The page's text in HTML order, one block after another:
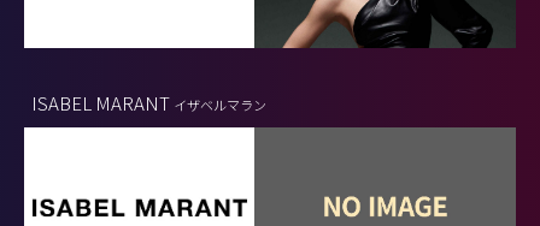
ISABEL MARANT イザベルマラン